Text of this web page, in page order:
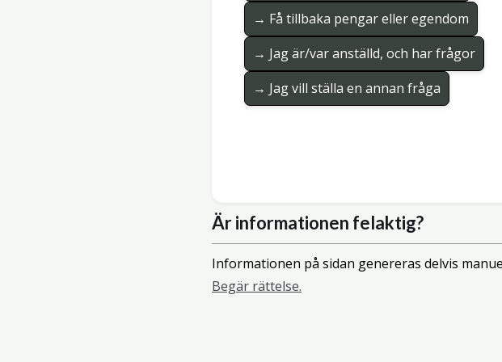
→ Få tillbaka pengar eller egendom
→ Jag är/var anställd, och har frågor
→ Jag vill ställa en annan fråga
Är informationen felaktig?
Informationen på sidan genereras delvis
Begär rättelse.